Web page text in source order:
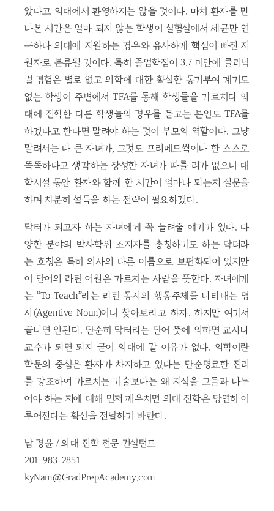
았다고 의대에서 환영하지는 않을 것이다. 마치 환자를 만
나본 시간은 얼마 되지 않는 학생이 실험실에서 세균만 연
구하다 의대에 지원하는 경우와 유사하게 핵심이 빠진 지
원자로 분류될 것이다. 특히 졸업학점이 3.7 미만에 클리닉
컬 경험은 별로 없고 의학에 대한 확실한 동기부여 계기도
없는 학생이 주변에서 TFA를 통해 학생들을 가르치다 의
대에 진학한 다른 학생들의 경우를 듣고는 본인도 TFA를
하겠다고 한다면 말려야 하는 것이 부모의 역할이다. 그냥
말려서는 다 큰 자녀가, 그것도 프리메드씩이나 한 스스로
똑똑하다고 생각하는 장성한 자녀가 따를 리가 없으니 대
학시절 동안 환자와 함께 한 시간이 얼마나 되는지 질문을
하며 차분히 설득을 하는 전략이 필요하겠다.
닥터가 되고자 하는 자녀에게 꼭 들려줄 얘기가 있다. 다
양한 분야의 박사학위 소지자를 총칭하기도 하는 닥터라
는 호칭은 특히 의사의 다른 이름으로 보편화되어 있지만
이 단어의 라틴 어원은 가르치는 사람을 뜻한다. 자녀에게
는 “To Teach”라는 라틴 동사의 행동주체를 나타내는 명
사(Agentive Noun)이니 찾아보라고 하자. 하지만 여기서
끝나면 안된다. 단순히 닥터라는 단어 뜻에 의하면 교사나
교수가 되면 되지 굳이 의대에 갈 이유가 없다. 의학이란
학문의 중심은 환자가 차지하고 있다는 단순명료한 진리
를 강조하여 가르치는 기술보다는 왜 지식을 그들과 나누
어야 하는 지에 대해 먼저 깨우치면 의대 진학은 당연히 이
루어진다는 확신을 전달하기 바란다.
남 경윤 / 의대 진학 전문 컨설턴트
201-983-2851
kyNam@GradPrepAcademy.com